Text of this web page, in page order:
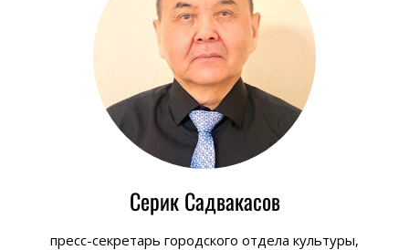
Серик Садвакасов
пресс-секретарь городского отдела культуры,